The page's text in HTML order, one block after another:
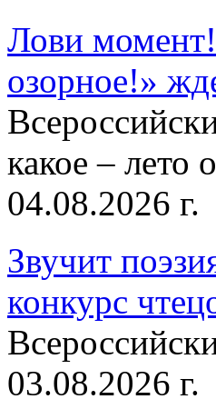
Лови
озорное!»
какое – лето
04.08.2026 г.
Звучит
конкурс
03.08.2026 г.